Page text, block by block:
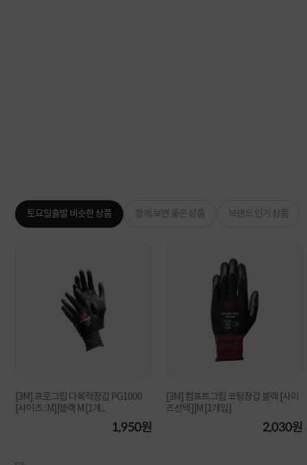
토요일출발 비슷한 상품 함께 보면 좋은 상품 브랜드 인기 상품
[3M] 프로그립 다목적장갑 PG1000
[사이즈 : M]|블랙 M [1개...
1,950원
[3M] 컴포트그립 코팅장갑 블랙 [사이
즈선택]|M [1개입]
2,030원